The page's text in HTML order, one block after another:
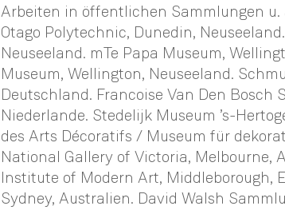
Arbeiten in öffentlichen Sammlungen u.
Otago Polytechnic, Dunedin,
Neuseeland. mTe Papa Museum,
Museum, Wellington, Neuseeland.
Deutschland. Francoise Van Den Bosch
Niederlande. Stedelijk Museum ’s-
des Arts Décoratifs / Museum für
National Gallery of Victoria, Melbourne,
Institute of Modern Art, Middleborough,
Sydney, Australien. David Walsh